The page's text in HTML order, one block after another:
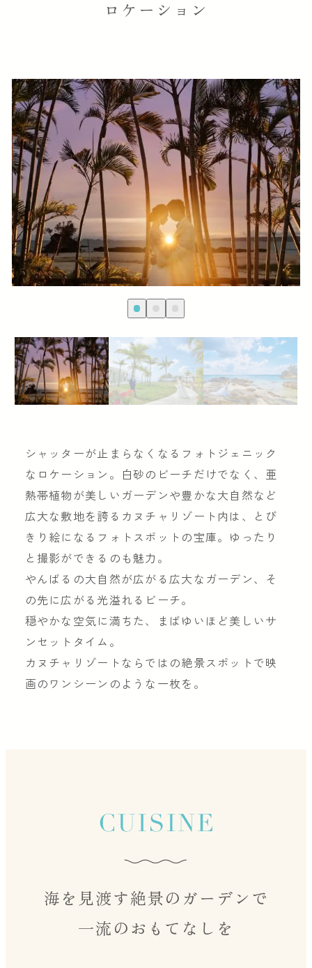
ロケーション
シャッターが止まらなくなるフォトジェニック
なロケーション。白砂のビーチだけでなく、亜
熱帯植物が美しいガーデンや豊かな大自然など
広大な敷地を誇るカヌチャリゾート内は、とび
きり絵になるフォトスポットの宝庫。ゆったり
と撮影ができるのも魅力。
やんばるの大自然が広がる広大なガーデン、そ
の先に広がる光溢れるビーチ。
穏やかな空気に満ちた、まばゆいほど美しいサ
ンセットタイム。
カヌチャリゾートならではの絶景スポットで映
画のワンシーンのような一枚を。
海を見渡す絶景のガーデンで
一流のおもてなしを